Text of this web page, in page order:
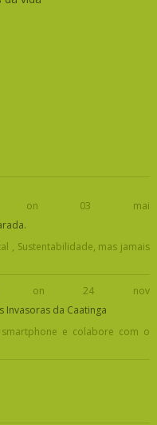
on 03 mai
, Sustentabilidade, mas jamais
on 24 nov
Invasoras da Caatinga
e colabore com o